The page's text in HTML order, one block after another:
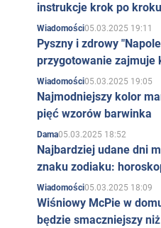
instrukcje krok po kroku
Wiadomości05.03.2025 19:11
Pyszny i zdrowy
przygotowanie zajmuje
Wiadomości05.03.2025 19:05
Najmodniejszy kolor
pięć wzorów barwinka
Dama05.03.2025 18:52
Najbardziej udane dni
znaku zodiaku:
Wiadomości05.03.2025 18:09
Wiśniowy McPie w
będzie smaczniejszy